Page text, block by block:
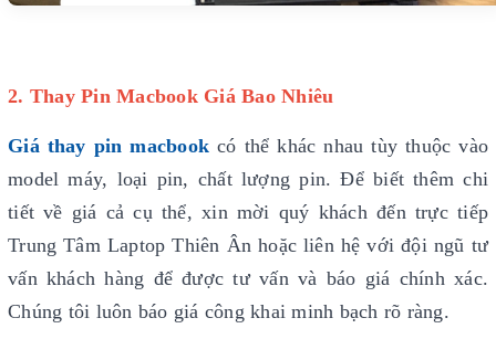
2. Thay Pin Macbook Giá Bao Nhiêu
Giá thay pin macbookcó thể khác nhau tùy thuộc vào
model máy, loại pin, chất lượng pin. Để biết thêm chi
tiết về giá cả cụ thể, xin mời quý khách đến trực tiếp
Trung Tâm Laptop Thiên Ân hoặc liên hệ với đội ngũ tư
vấn khách hàng để được tư vấn và báo giá chính xác.
Chúng tôi luôn báo giá công khai minh bạch rõ ràng.